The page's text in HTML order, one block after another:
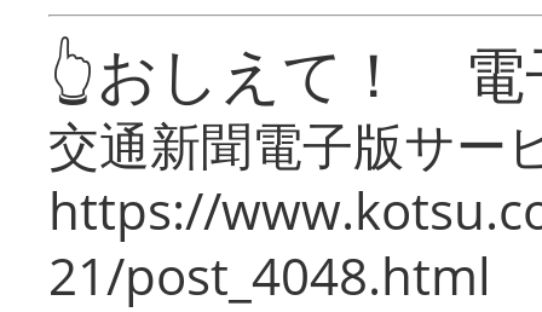
👆おしえて！ 電
交通新聞電子版サー
https://
21/post_4048.html